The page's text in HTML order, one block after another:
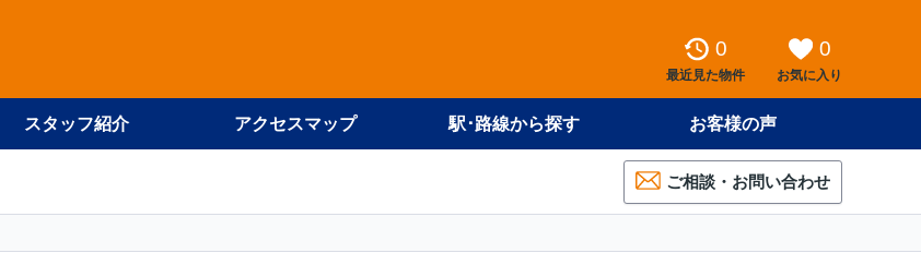
0
最近見た物件
0
お気に入り
スタッフ紹介 アクセスマップ 駅･路線から探す お客様の声
ご相談・お問い合わせ